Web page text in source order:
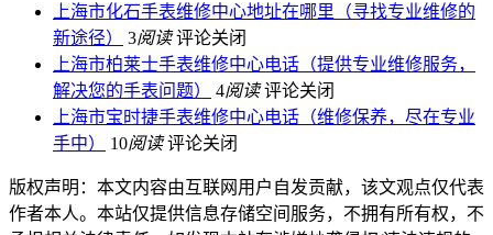
上海市化石手表维修中心地址在哪里（寻找专业维修的
新途径）
3阅读 评论关闭
上海市柏莱士手表维修中心电话（提供专业维修服务，
解决您的手表问题）
4阅读 评论关闭
上海市宝时捷手表维修中心电话（维修保养，尽在专业
手中）
10阅读 评论关闭
版权声明：本文内容由互联网用户自发贡献，该文观点仅代表
作者本人。本站仅提供信息存储空间服务，不拥有所有权，不